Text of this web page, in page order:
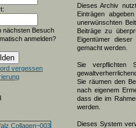
nächsten Besuch
anmelden?
vergessen
Dieses Archiv
Einträgen
unerwünschten
Beiträge zu
Eigentümer
gemacht werden.
Sie verpflichten
Sie räumen den
nach eigenem
dass die im
werden.
Dieses System